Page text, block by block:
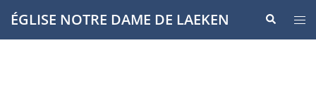
Aller
auÉGLISE NOTRE DAME DE LAEKEN
le